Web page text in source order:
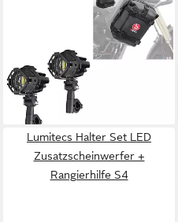
Nebelscheinwerfer + Set
Sturzbügeltaschen K3
wasserdichtPaar
184,99 € UVP424,99 €
-56%
lieferbar - in 6-7 Werktagen bei dir
Lumitecs Halter Set LED
Zusatzscheinwerfer +
Rangierhilfe S4